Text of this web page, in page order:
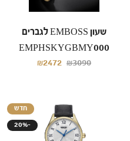
שעון EMBOSS לגברים
EMPHSKYGBMY000
₪2472 ₪3090
חדש
20%-